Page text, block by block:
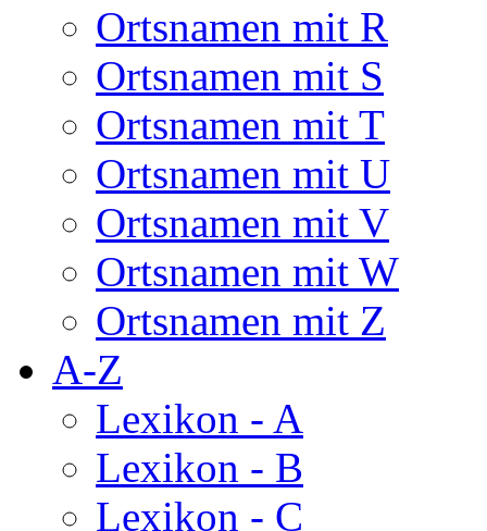
Ortsnamen mit R
Ortsnamen mit S
Ortsnamen mit T
Ortsnamen mit U
Ortsnamen mit V
Ortsnamen mit W
Ortsnamen mit Z
A-Z
Lexikon - A
Lexikon - B
Lexikon - C